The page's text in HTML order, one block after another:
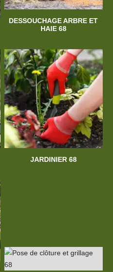
DESSOUCHAGE ARBRE ET
HAIE 68
JARDINIER 68